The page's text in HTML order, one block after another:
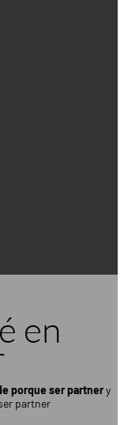
en
porque ser partnery
partner